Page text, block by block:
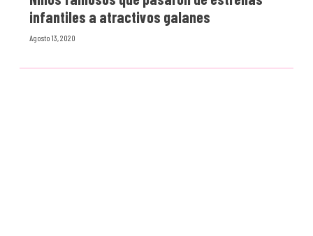
infantiles a atractivos galanes
Agosto 13, 2020